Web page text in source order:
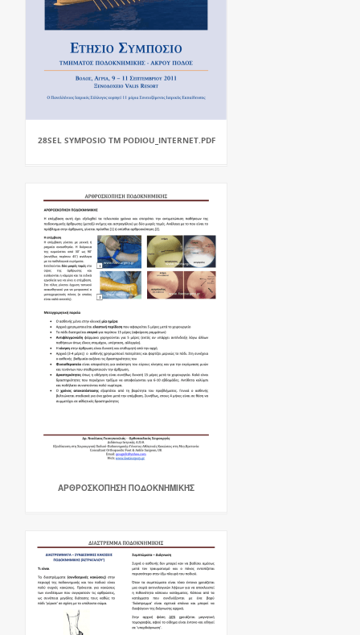
28SEL SYMPOSIO TM PODIOU_INTERNET.PDF
ΑΡΘΡΟΣΚΌΠΗΣΗ ΠΟΔΟΚΝΗΜΙΚΉΣ